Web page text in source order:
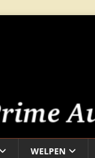
WELPEN